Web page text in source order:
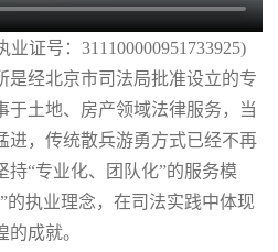
证号：311100000951733925)
是经北京市司法局批准设立的专
于土地、房产领域法律服务，当
进，传统散兵游勇方式已经不再
“专业化、团队化”的服务模
的执业理念，在司法实践中体现
的成就。